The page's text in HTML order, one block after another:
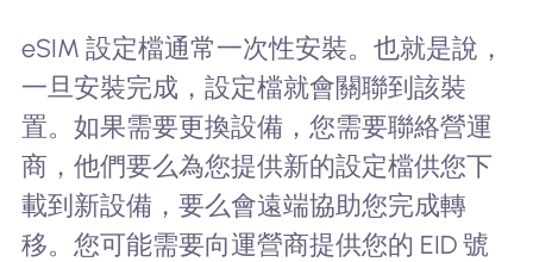
eSIM 設定檔通常一次性安裝。也就是說，
一旦安裝完成，設定檔就會關聯到該裝
置。如果需要更換設備，您需要聯絡營運
商，他們要么為您提供新的設定檔供您下
載到新設備，要么會遠端協助您完成轉
移。您可能需要向運營商提供您的 EID 號